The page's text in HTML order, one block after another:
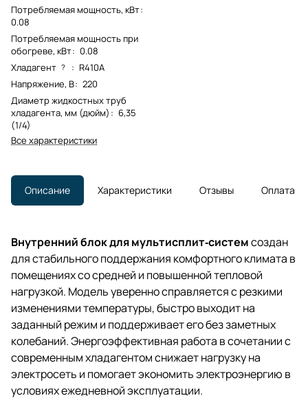
Потребляемая мощность, кВт:
0.08
Потребляемая мощность при
обогреве, кВт: 0.08
Хладагент ? : R410A
Напряжение, В: 220
Диаметр жидкостных труб
хладагента, мм (дюйм) : 6,35
(1/4)
Все характеристики
Описание Характеристики Отзывы Оплата
Внутренний блок для мультисплит‑системсоздан
для стабильного поддержания комфортного климата в
помещениях со средней и повышенной тепловой
нагрузкой. Модель уверенно справляется с резкими
изменениями температуры, быстро выходит на
заданный режим и поддерживает его без заметных
колебаний. Энергоэффективная работа в сочетании с
современным хладагентом снижает нагрузку на
электросеть и помогает экономить электроэнергию в
условиях ежедневной эксплуатации.